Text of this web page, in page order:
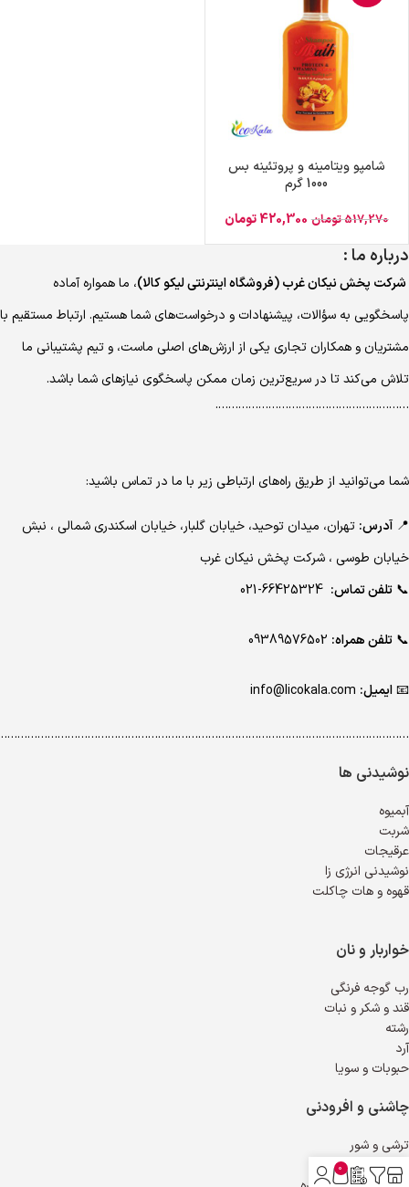
شامپو ویتامینه و پروتئینه بس
1000 گرم
517,270تومان 420,300تومان
درباره ما :
شرکت پخش نیکان غرب (فروشگاه اینترنتی لیکو کالا)، ما همواره آماده
پاسخگویی به سؤالات، پیشنهادات و درخواست‌های شما هستیم. ارتباط مستقیم با
مشتریان و همکاران تجاری یکی از ارزش‌های اصلی ماست، و تیم پشتیبانی ما
تلاش می‌کند تا در سریع‌ترین زمان ممکن پاسخگوی نیازهای شما باشد.
………………………………………………….
شما می‌توانید از طریق راه‌های ارتباطی زیر با ما در تماس باشید:
📍 آدرس: تهران، میدان توحید، خیابان گلبار، خیابان اسکندری شمالی ، نبش
خیابان طوسی ، شرکت پخش نیکان غرب
📞 تلفن تماس:
📞 تلفن همراه:
📧ایمیل:
نوشیدنی ها
آبمیوه
شربت
عرقیجات
نوشیدنی انرژی زا
قهوه و هات چاکلت
خواربار و نان
رب گوجه فرنگی
قند و شکر و نبات
رشته
آرد
حبوبات و سویا
چاشنی و افرودنی
ترشی و شور
خیارشور و زیتون
0